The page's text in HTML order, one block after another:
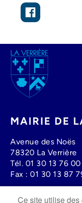
Image
MAIRIE DE
Avenue des Noës
78320 La Verrière
Tél. 01 30 13 76 00
Fax : 01 30 13 87
Lundi au
Ce site utilise